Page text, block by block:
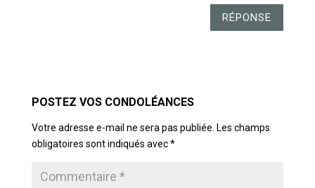
RÉPONSE
Votre adresse e-mail ne sera pas publiée. Les champs
obligatoires sont indiqués avec*